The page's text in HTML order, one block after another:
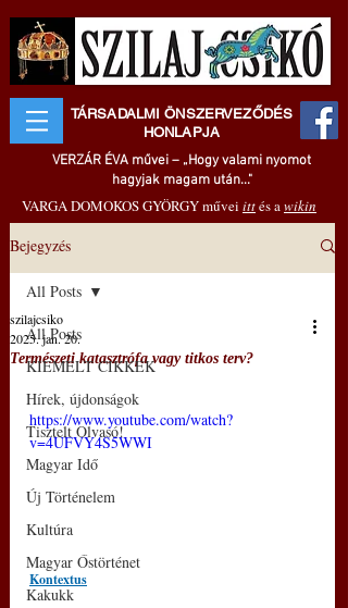
TÁRSADALMI ÖNSZERVEZŐDÉS
HONLAPJA
VERZÁR ÉVA művei – „Hogy valami nyomot
hagyjak magam után..."
VARGA DOMOKOS GYÖRGY művei ittés awikin
Bejegyzés
All Posts
KIEMELT CIKKEK
Hírek, újdonságok
Tisztelt Olvasó!
Magyar Idő
Új Történelem
Kultúra
Magyar Őstörténet
Kakukk
All Posts
Természeti katasztrófa vagy titkos terv?
szilajcsiko
2025. jan. 20.
https://www.youtube.com/watch?
v=4UFVY4S5WWI
Kontextus